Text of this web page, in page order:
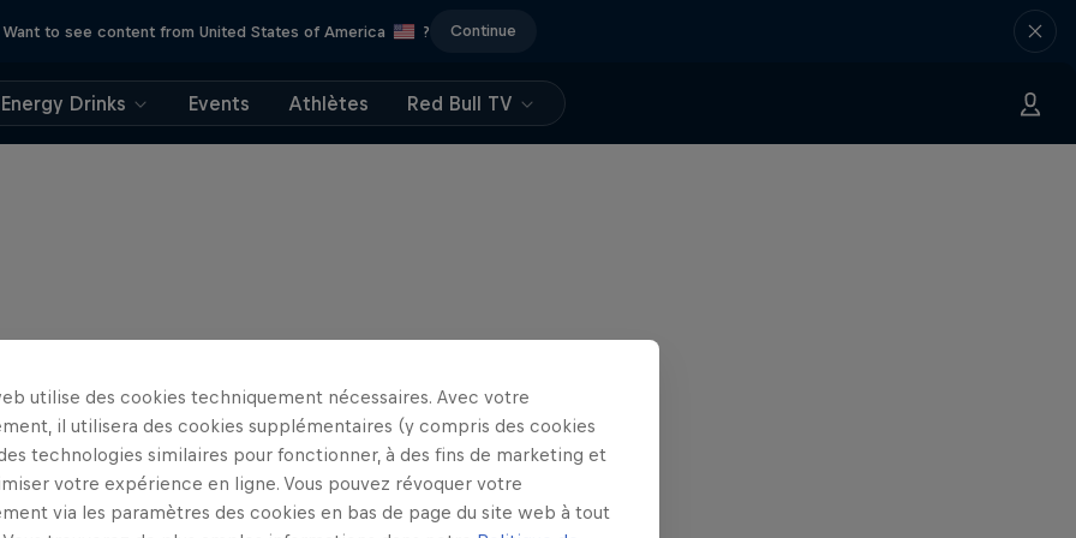
Want to see content from United States of America ? Continue
Energy Drinks Events Athlètes Red Bull TV
utilise des cookies techniquement nécessaires. Avec votre
il utilisera des cookies supplémentaires (y compris des cookies
technologies similaires pour fonctionner, à des fins de marketing et
votre expérience en ligne. Vous pouvez révoquer votre
via les paramètres des cookies en bas de page du site web à tout